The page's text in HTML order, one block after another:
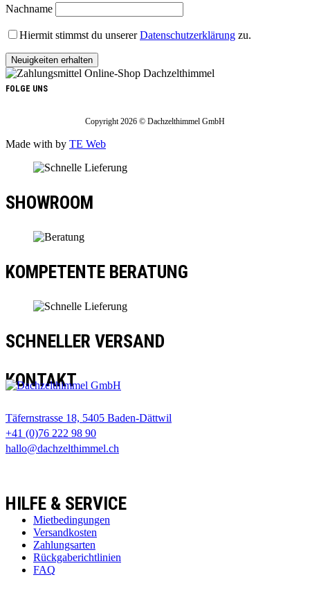
Nachname
Hiermit stimmst du unsererDatenschutzerklärung zu.
FOLGE UNS
Copyright 2026 © Dachzelthimmel GmbH
Made with by TE Web
SHOWROOM
KOMPETENTE BERATUNG
SCHNELLER VERSAND
KONTAKT
Täfernstrasse 18, 5405 Baden-Dättwil
+41 (0)76 222 98 90
hallo@dachzelthimmel.ch
HILFE & SERVICE
Mietbedingungen
Versandkosten
Zahlungsarten
Rückgaberichtlinien
FAQ